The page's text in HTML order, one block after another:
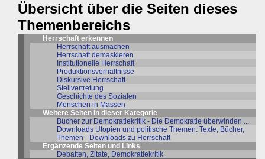
Übersicht über die Seiten dieses
Themenbereichs
Herrschaft erkennen
Herrschaft ausmachen
Herrschaft demaskieren
Institutionelle Herrschaft
Produktionsverhältnisse
Diskursive Herrschaft
Stellvertretung
Geschichte des Sozialen
Menschen in Massen
Weitere Seiten in dieser Kategorie
Bücher zur Demokratiekritik - Die Demokratie überwinden ...
Downloads Utopien und politische Themen: Texte, Bücher,
Themen - Downloads zu Herrschaft
Ergänzende Seiten und Links
Debatten, Zitate, Demokratiekritik